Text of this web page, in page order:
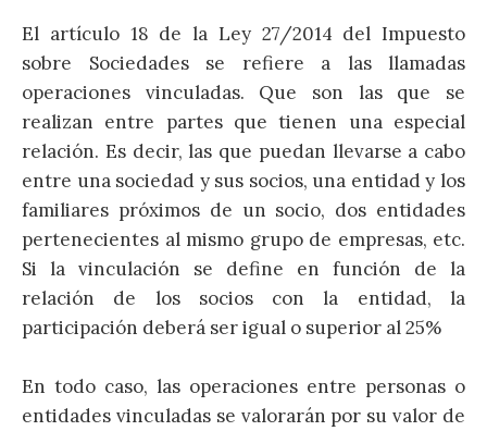
El artículo 18 de la Ley 27/2014 del Impuesto
sobre Sociedades se refiere a las llamadas
operaciones vinculadas. Que son las que se
realizan entre partes que tienen una especial
relación. Es decir, las que puedan llevarse a cabo
entre una sociedad y sus socios, una entidad y los
familiares próximos de un socio, dos entidades
pertenecientes al mismo grupo de empresas, etc.
Si la vinculación se define en función de la
relación de los socios con la entidad, la
participación deberá ser igual o superior al 25%
En todo caso, las operaciones entre personas o
entidades vinculadas se valorarán por su valor de